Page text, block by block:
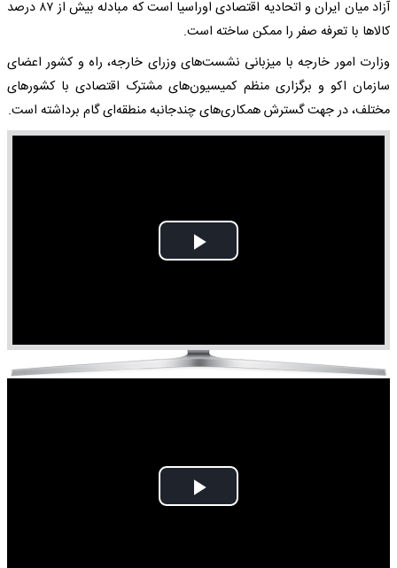
آزاد میان ایران و اتحادیه اقتصادی اوراسیا است که مبادله بیش از ۸۷ درصد
کالاها با تعرفه صفر را ممکن ساخته است.
وزارت امور خارجه با میزبانی نشست‌های وزرای خارجه، راه و کشور اعضای
سازمان اکو و برگزاری منظم کمیسیون‌های مشترک اقتصادی با کشورهای
مختلف، در جهت گسترش همکاری‌های چندجانبه منطقه‌ای گام برداشته است.
Play
Play